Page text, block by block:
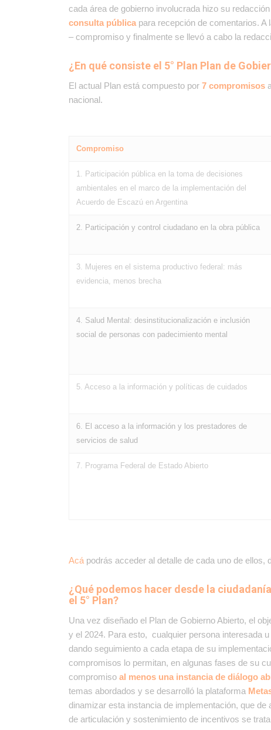
cada área de gobierno involucrada hizo su
consulta pública para recepción de comentarios. A
– compromiso y finalmente se llevó a cabo la
¿En qué consiste el 5° Plan Plan de
El actual Plan está compuesto por7 compromisos
nacional.
Compromiso
1. Participación pública en la toma de decisiones
ambientales en el marco de la implementación del
Acuerdo de Escazú en Argentina
2. Participación y control ciudadano en la obra pública
3. Mujeres en el sistema productivo federal: más
evidencia, menos brecha
4. Salud Mental: desinstitucionalización e inclusión
social de personas con padecimiento mental
5. Acceso a la información y políticas de cuidados
6. El acceso a la información y los prestadores de
servicios de salud
7. Programa Federal de Estado Abierto
Acá podrás acceder al detalle de cada uno de ellos,
¿Qué podemos hacer desde la
el 5° Plan?
Una vez diseñado el Plan de Gobierno Abierto, el
y el 2024. Para esto, cualquier persona interesada
dando seguimiento a cada etapa de su
compromisos lo permitan, en algunas fases de su
compromisoal menos una instancia de diálogo
temas abordados y se desarrolló la plataforma
dinamizar esta instancia de implementación, que
de articulación y sostenimiento de incentivos se